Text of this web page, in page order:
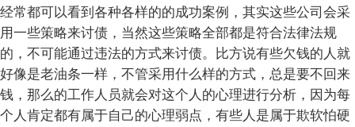
经常都可以看到各种各样的的成功案例，其实这些公司会采
用一些策略来讨债，当然这些策略全部都是符合法律法规
的，不可能通过违法的方式来讨债。比方说有些欠钱的人就
好像是老油条一样，不管采用什么样的方式，总是要不回来
钱，那么的工作人员就会对这个人的心理进行分析，因为每
个人肯定都有属于自己的心理弱点，有些人是属于欺软怕硬